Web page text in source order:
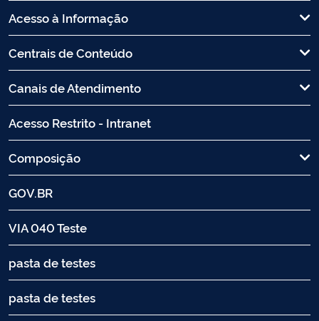
Acesso à Informação
Centrais de Conteúdo
Canais de Atendimento
Acesso Restrito - Intranet
Composição
GOV.BR
VIA 040 Teste
pasta de testes
pasta de testes